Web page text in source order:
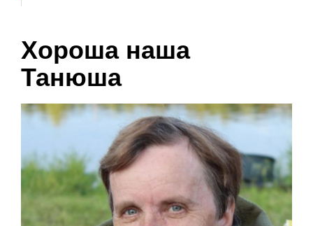
Хороша наша
Танюша